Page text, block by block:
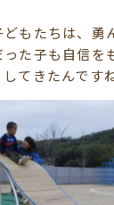
もたちは、勇
た子も自信を
てきたんですね